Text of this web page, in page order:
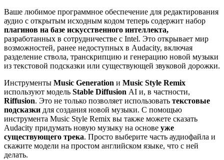
Ваше любимое программное обеспечение для редактирования
аудио с открытым исходным кодом теперь содержит набор
плагинов на базе искусственного интеллекта,
разработанных в сотрудничестве с Intel. Это открывает мир
возможностей, ранее недоступных в Audacity, включая
разделение ствола, транскрипцию и генерацию новой музыки
из текстовой подсказки или существующей звуковой дорожки.
Инструменты Music Generation и Music Style Remix
используют модель Stable Diffusion AI и, в частности,
Riffusion. Это не только позволяет использовать текстовые
подсказки для создания новой музыки. С помощью
инструмента Music Style Remix вы также можете сказать
Audacity придумать новую музыку на основе уже
существующего трека. Просто выберите часть аудиофайла и
скажите модели на простом английском языке, что с ней
делать.